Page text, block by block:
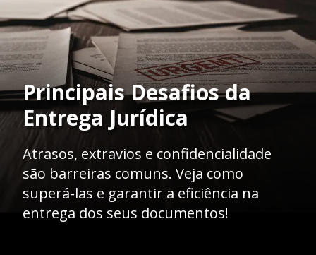
Principais Desafios da
Entrega Jurídica
Atrasos, extravios e confidencialidade
são barreiras comuns. Veja como
superá-las e garantir a eficiência na
entrega dos seus documentos!